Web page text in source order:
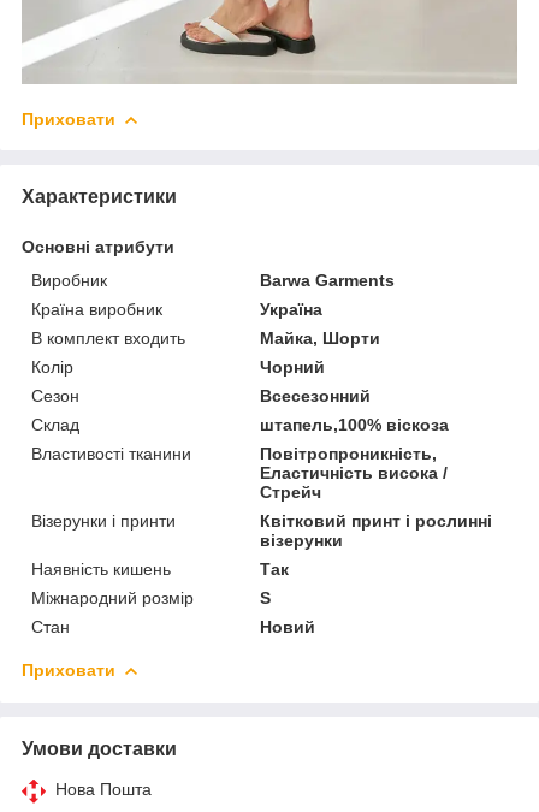
Приховати
Характеристики
Основні атрибути
Виробник
Barwa Garments
Країна виробник
Україна
В комплект входить
Майка, Шорти
Колір
Чорний
Сезон
Всесезонний
Склад
штапель,100% віскоза
Властивості тканини
Повітропроникність,
Еластичність висока /
Стрейч
Візерунки і принти
Квітковий принт і рослинні
візерунки
Наявність кишень
Так
Міжнародний розмір
S
Стан
Новий
Приховати
Умови доставки
Нова Пошта